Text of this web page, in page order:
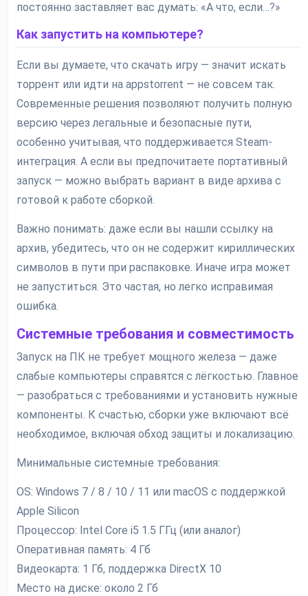
постоянно заставляет вас думать: «А что, если…?»
Как запустить на компьютере?
Если вы думаете, что скачать игру — значит искать
торрент или идти на appstorrent — не совсем так.
Современные решения позволяют получить полную
версию через легальные и безопасные пути,
особенно учитывая, что поддерживается Steam-
интеграция. А если вы предпочитаете портативный
запуск — можно выбрать вариант в виде архива с
готовой к работе сборкой.
Важно понимать: даже если вы нашли ссылку на
архив, убедитесь, что он не содержит кириллических
символов в пути при распаковке. Иначе игра может
не запуститься. Это частая, но легко исправимая
ошибка.
Системные требования и совместимость
Запуск на ПК не требует мощного железа — даже
слабые компьютеры справятся с лёгкостью. Главное
— разобраться с требованиями и установить нужные
компоненты. К счастью, сборки уже включают всё
необходимое, включая обход защиты и локализацию.
Минимальные системные требования:
OS: Windows 7 / 8 / 10 / 11 или macOS с поддержкой
Apple Silicon
Процессор: Intel Core i5 1.5 ГГц (или аналог)
Оперативная память: 4 Гб
Видеокарта: 1 Гб, поддержка DirectX 10
Место на диске: около 2 Гб